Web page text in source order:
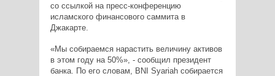
со ссылкой на пресс-конференцию
исламского финансового саммита в
Джакарте.
«Мы собираемся нарастить величину активов
в этом году на 50%», - сообщил президент
банка. По его словам, BNI Syariah собирается